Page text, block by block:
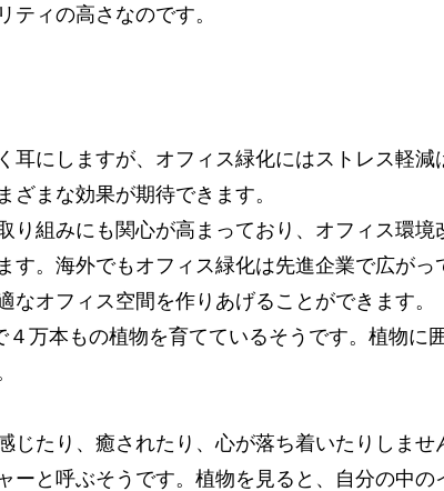
ティの高さなのです。
耳にしますが、オフィス緑化にはストレス軽
ざまな効果が期待できます。
り組みにも関心が高まっており、オフィス環
す。海外でもオフィス緑化は先進企業で広が
なオフィス空間を作りあげることができます。
万本もの植物を育てているそうです。植物に
じたり、癒されたり、心が落ち着いたりしませ
ーと呼ぶそうです。植物を見ると、自分の中